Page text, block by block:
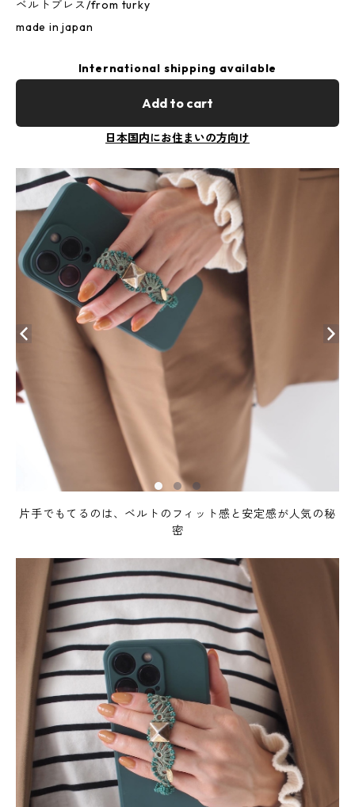
ベルトブレス/from turky
made in japan
International shipping available
Add to cart
日本国内にお住まいの方向け
片手でもてるのは、ベルトのフィット感と安定感が人気の秘
密